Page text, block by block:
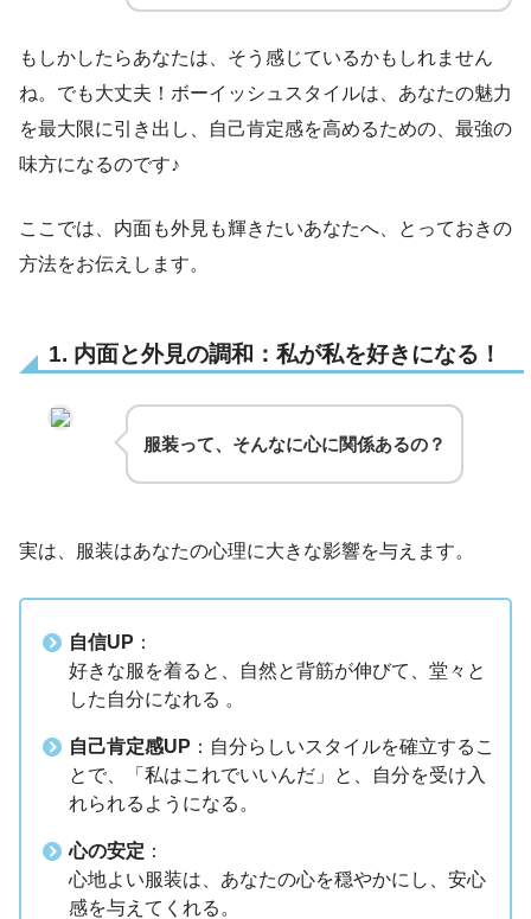
もしかしたらあなたは、そう感じているかもしれません
ね。でも大丈夫！ボーイッシュスタイルは、あなたの魅力
を最大限に引き出し、自己肯定感を高めるための、最強の
味方になるのです♪
ここでは、内面も外見も輝きたいあなたへ、とっておきの
方法をお伝えします。
1. 内面と外見の調和：私が私を好きになる！
服装って、そんなに心に関係あるの？
実は、服装はあなたの心理に大きな影響を与えます。
自信UP ：
好きな服を着ると、自然と背筋が伸びて、堂々と
した自分になれる 。
自己肯定感UP ：自分らしいスタイルを確立するこ
とで、「私はこれでいいんだ」と、自分を受け入
れられるようになる。
心の安定 ：
心地よい服装は、あなたの心を穏やかにし、安心
感を与えてくれる。